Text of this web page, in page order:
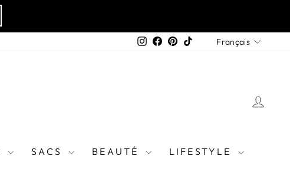
Instagram
Facebook
PinterestTikTokFrançais
SACS BEAUTÉ
LIFESTYLE